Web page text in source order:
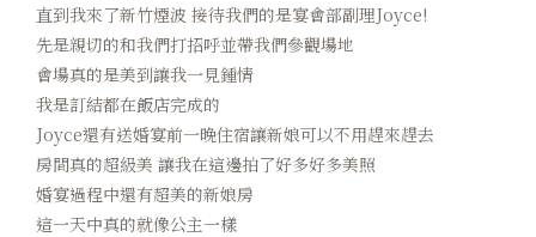
直到我來了新竹煙波 接待我們的是宴會部副理Joyce!
先是親切的和我們打招呼並帶我們參觀場地
會場真的是美到讓我一見鍾情
我是訂結都在飯店完成的
Joyce還有送婚宴前一晚住宿讓新娘可以不用趕來趕去
房間真的超級美 讓我在這邊拍了好多好多美照
婚宴過程中還有超美的新娘房
這一天中真的就像公主一樣